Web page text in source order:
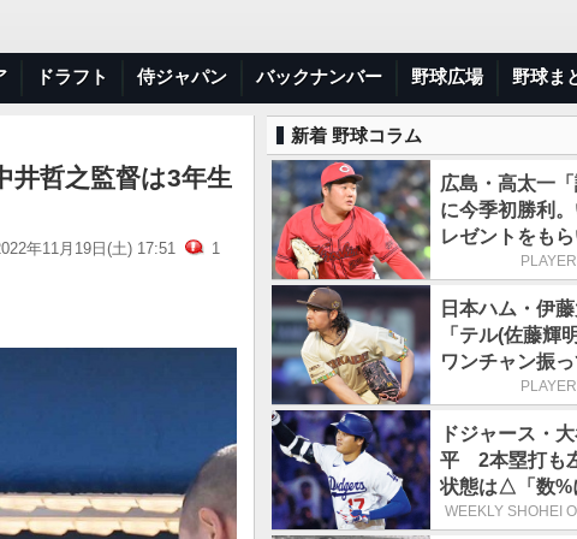
ドラフト 侍ジャパン バックナンバー 野球広場 野球ま
哲之監督は3年生
年11月19日(土) 17:51 1
新着 野球コラム
広島・高太一「
に今季初勝利
レゼントをも
た」／バース
日本ハム・伊
「テル(佐藤輝
ワンチャン振
るかなと思っ
た」／魔球
ドジャース・
平 2本塁打も
状態は△「数%
感があるなら
WEEKLY SHOHEI
刀流で呼び